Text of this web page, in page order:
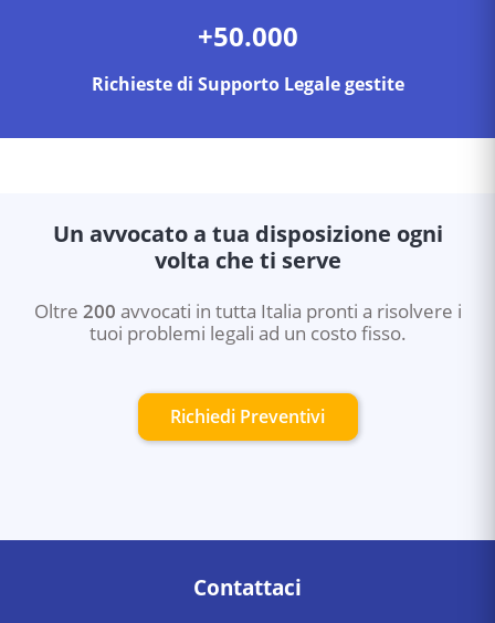
+50.000
Richieste di Supporto Legale gestite
Un avvocato a tua disposizione ogni
volta che ti serve
Oltre 200 avvocati in tutta Italia pronti a risolvere i
tuoi problemi legali ad un costo fisso.
Richiedi Preventivi
Contattaci